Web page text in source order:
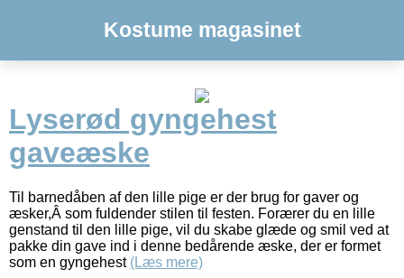
Kostume magasinet
Lyserød gyngehest
gaveæske
Til barnedåben af den lille pige er der brug for gaver og
æsker,Â som fuldender stilen til festen. Forærer du en lille
genstand til den lille pige, vil du skabe glæde og smil ved at
pakke din gave ind i denne bedårende æske, der er formet
som en gyngehest (Læs mere)